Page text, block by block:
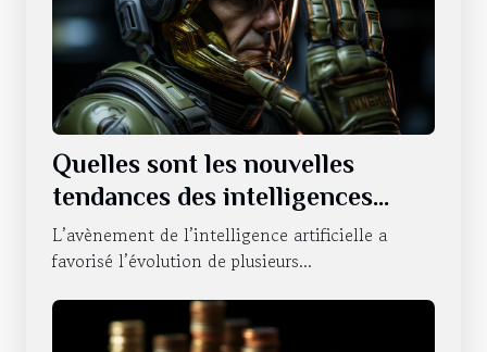
Quelles sont les nouvelles
tendances des intelligences
artificielles sur le statut du
NVIDIA ?
L’avènement de l’intelligence artificielle a
favorisé l’évolution de plusieurs...